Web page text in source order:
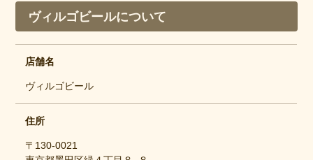
ヴィルゴビールについて
店舗名
ヴィルゴビール
住所
〒130-0021